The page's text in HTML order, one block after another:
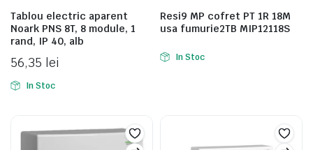
Tablou electric aparent
Noark PNS 8T, 8 module, 1
rand, IP 40, alb
56,35 lei
In Stoc
Resi9 MP cofret PT 1R 18M
usa fumurie2TB MIP12118S
In Stoc